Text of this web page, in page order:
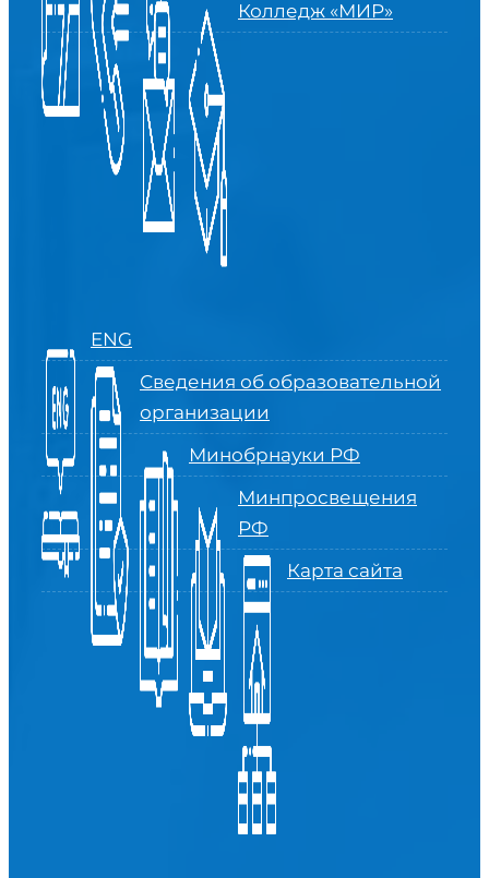
Колледж «МИР»
ENG
Сведения об образовательной
организации
Минобрнауки РФ
Минпросвещения
РФ
Карта сайта